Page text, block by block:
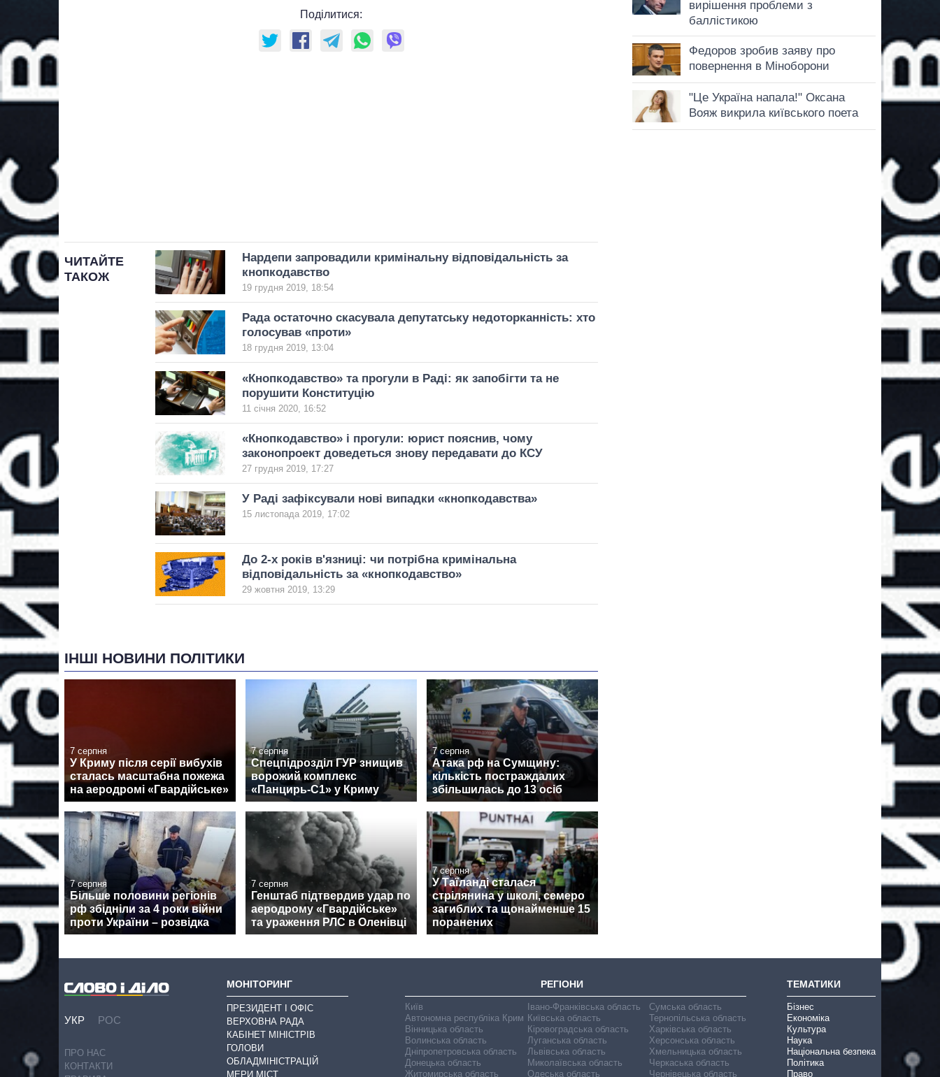
Поділитися:
ЧИТАЙТЕ
ТАКОЖ
Нардепи запровадили кримінальну відповідальність за
кнопкодавство
19 грудня 2019, 18:54
Рада остаточно скасувала депутатську недоторканність: хто
голосував «проти»
18 грудня 2019, 13:04
«Кнопкодавство» та прогули в Раді: як запобігти та не
порушити Конституцію
11 січня 2020, 16:52
«Кнопкодавство» і прогули: юрист пояснив, чому
законопроект доведеться знову передавати до КСУ
27 грудня 2019, 17:27
У Раді зафіксували нові випадки «кнопкодавства»
15 листопада 2019, 17:02
До 2-х років в'язниці: чи потрібна кримінальна
відповідальність за «кнопкодавство»
29 жовтня 2019, 13:29
ІНШІ НОВИНИ ПОЛІТИКИ
7 серпня
У Криму після серії вибухів
сталась масштабна пожежа
на аеродромі «Гвардійське»
7 серпня
Спецпідрозділ ГУР знищив
ворожий комплекс
«Панцирь-С1» у Криму
7 серпня
Атака рф на Сумщину:
кількість постраждалих
збільшилась до 13 осіб
7 серпня
Більше половини регіонів
рф збідніли за 4 роки війни
проти України – розвідка
7 серпня
Генштаб підтвердив удар по
аеродрому «Гвардійське»
та ураження РЛС в Оленівці
7 серпня
У Таїланді сталася
стрілянина у школі, семеро
загиблих та щонайменше 15
поранених
УКР РОС
ПРО НАС
КОНТАКТИ
МОНІТОРИНГ
ПРЕЗИДЕНТ І ОФІС
ВЕРХОВНА РАДА
КАБІНЕТ МІНІСТРІВ
ГОЛОВИ
ОБЛАДМІНІСТРАЦІЙ
МЕРИ МІСТ
РЕГІОНИ
Київ
Автономна республіка Крим
Вінницька область
Волинська область
Дніпропетровська область
Донецька область
Житомирська область
Івано-Франківська область
Київська область
Кіровоградська область
Луганська область
Львівська область
Миколаївська область
Одеська область
Сумська область
Тернопільська область
Харківська область
Херсонська область
Хмельницька область
Черкаська область
Чернівецька область
ТЕМАТИКИ
Бізнес
Економіка
Культура
Наука
Національна безпека
Політика
Право